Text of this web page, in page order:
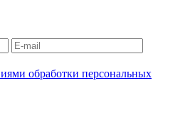
обработки персональных